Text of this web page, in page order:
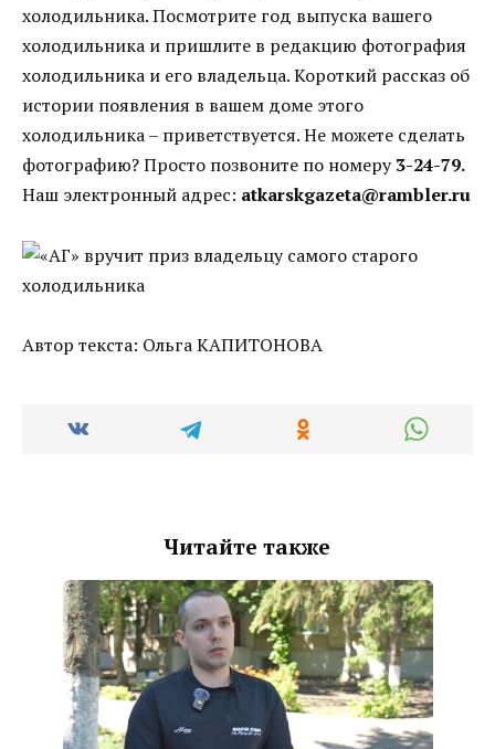
холодильника. Посмотрите год выпуска вашего
холодильника и пришлите в редакцию фотография
холодильника и его владельца. Короткий рассказ об
истории появления в вашем доме этого
холодильника – приветствуется. Не можете сделать
фотографию? Просто позвоните по номеру3-24-79.
Наш электронный адрес: atkarskgazeta@rambler.ru
Автор текста: Ольга КАПИТОНОВА
Читайте также